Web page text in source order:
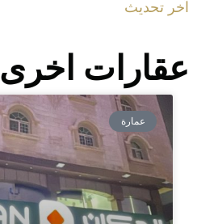
آخر تحديث
عقارات اخرى
عمارة